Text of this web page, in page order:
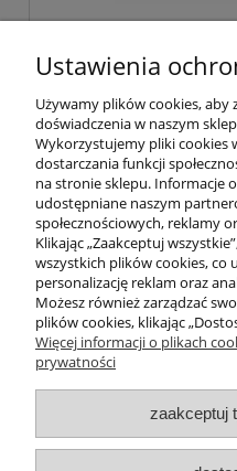
do
Ustawienia
Używamy plików cookies, aby
doświadczenia w naszym
Wykorzystujemy pliki cookies
dostarczania funkcji
na stronie sklepu. Informacje
udostępniane naszym
społecznościowych, reklamy
Klikając „Zaakceptuj
wszystkich plików cookies, co
personalizację reklam oraz
Możesz również zarządzać
plików cookies, klikając
Więcej informacji o plikach
prywatności
zaakceptuj